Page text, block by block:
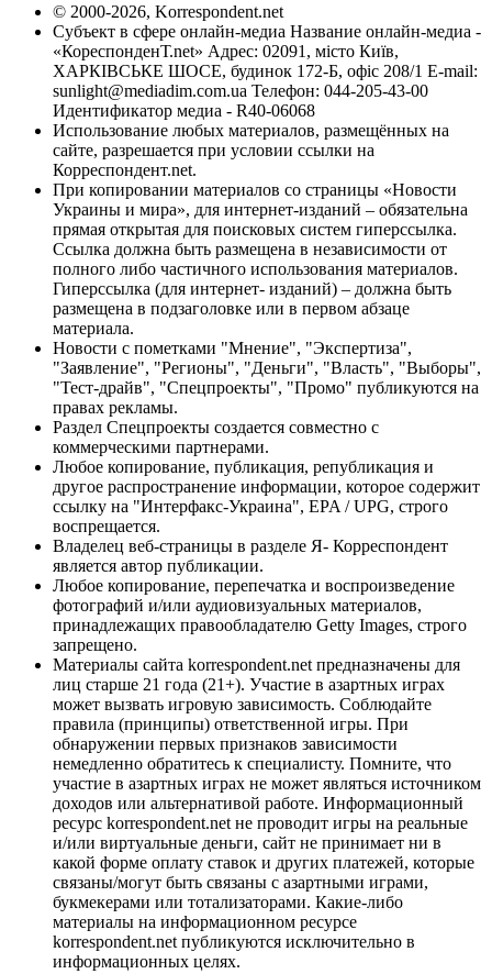
© 2000-2026, Korrespondent.net
Субъект в сфере онлайн-медиа Название онлайн-медиа -
«КореспонденТ.net» Адрес: 02091, місто Київ,
ХАРКІВСЬКЕ ШОСЕ, будинок 172-Б, офіс 208/1 E-mail:
sunlight@mediadim.com.ua Телефон: 044-205-43-00
Идентификатор медиа - R40-06068
Использование любых материалов, размещённых на
сайте, разрешается при условии ссылки на
Корреспондент.net.
При копировании материалов со страницы «Новости
Украины и мира», для интернет-изданий – обязательна
прямая открытая для поисковых систем гиперссылка.
Ссылка должна быть размещена в независимости от
полного либо частичного использования материалов.
Гиперссылка (для интернет- изданий) – должна быть
размещена в подзаголовке или в первом абзаце
материала.
Новости с пометками "Мнение", "Экспертиза",
"Заявление", "Регионы", "Деньги", "Власть", "Выборы",
"Тест-драйв", "Спецпроекты", "Промо" публикуются на
правах рекламы.
Раздел Спецпроекты создается совместно с
коммерческими партнерами.
Любое копирование, публикация, републикация и
другое распространение информации, которое содержит
ссылку на "Интерфакс-Украина", EPA / UPG, строго
воспрещается.
Владелец веб-страницы в разделе Я- Корреспондент
является автор публикации.
Любое копирование, перепечатка и воспроизведение
фотографий и/или аудиовизуальных материалов,
принадлежащих правообладателю Getty Images, строго
запрещено.
Материалы сайта korrespondent.net предназначены для
лиц старше 21 года (21+). Участие в азартных играх
может вызвать игровую зависимость. Соблюдайте
правила (принципы) ответственной игры. При
обнаружении первых признаков зависимости
немедленно обратитесь к специалисту. Помните, что
участие в азартных играх не может являться источником
доходов или альтернативой работе. Информационный
ресурс korrespondent.net не проводит игры на реальные
и/или виртуальные деньги, сайт не принимает ни в
какой форме оплату ставок и других платежей, которые
связаны/могут быть связаны с азартными играми,
букмекерами или тотализаторами. Какие-либо
материалы на информационном ресурсе
korrespondent.net публикуются исключительно в
информационных целях.